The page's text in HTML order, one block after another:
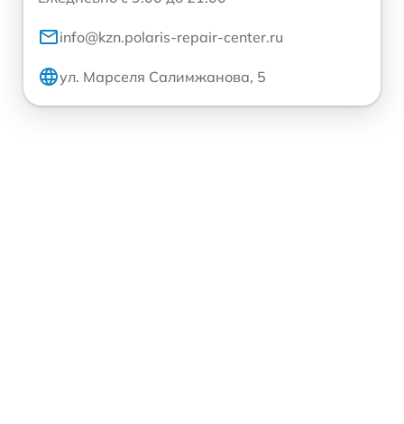
info@kzn.polaris-repair-center.ru
ул. Марселя Салимжанова, 5